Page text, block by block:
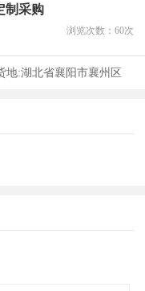
制采购
浏览次数： 60次
地:湖北省襄阳市襄州区